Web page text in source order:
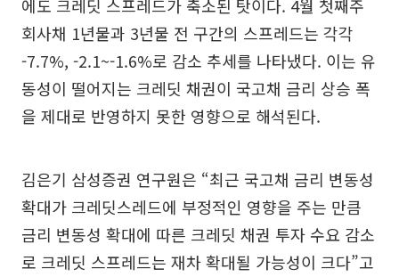
에도 크레딧 스프레드가 축소된 탓이다. 4월 첫째주
회사채 1년물과 3년물 전 구간의 스프레드는 각각
-7.7%, -2.1~-1.6%로 감소 추세를 나타냈다. 이는 유
동성이 떨어지는 크레딧 채권이 국고채 금리 상승 폭
을 제대로 반영하지 못한 영향으로 해석된다.
김은기 삼성증권 연구원은 “최근 국고채 금리 변동성
확대가 크레딧스레드에 부정적인 영향을 주는 만큼
금리 변동성 확대에 따른 크레딧 채권 투자 수요 감소
로 크레딧 스프레드는 재차 확대될 가능성이 크다”고